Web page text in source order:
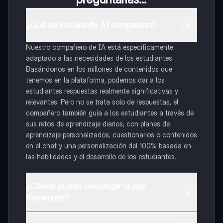
Nuestro compañero de IA está específicamente
adaptado a las necesidades de los estudiantes.
Basándonos en los millones de contenidos que
tenemos en la plataforma, podemos dar a los
estudiantes respuestas realmente significativas y
relevantes. Pero no se trata solo de respuestas, el
compañero también guía a los estudiantes a través de
sus retos de aprendizaje diarios, con planes de
aprendizaje personalizados, cuestionarios o contenidos
en el chat y una personalización del 100% basada en
las habilidades y el desarrollo de los estudiantes.